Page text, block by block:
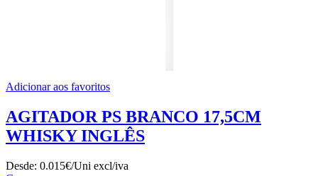
Adicionar aos favoritos
AGITADOR PS BRANCO 17,5CM
WHISKY INGLÊS
Desde: 0.015€/Uni excl/iva